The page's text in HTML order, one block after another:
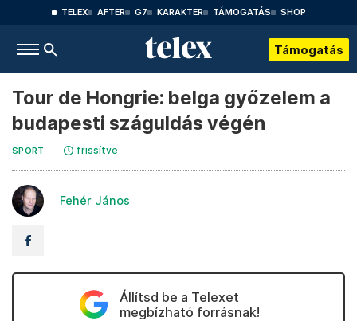
TELEX AFTER G7 KARAKTER TÁMOGATÁS SHOP
Támogatás
Tour de Hongrie: belga győzelem a
budapesti száguldás végén
SPORT frissítve
Fehér János
Állítsd be a Telexet
megbízható forrásnak!